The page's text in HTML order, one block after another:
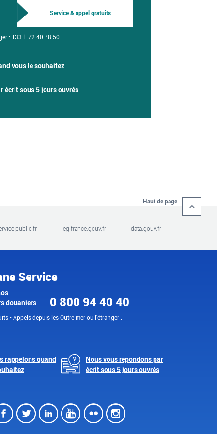
Service & appel gratuits
: +33 1 72 40 78 50.
vous le souhaitez
écrit sous 5 jours ouvrés
Haut de page
public.fr legifrance.gouv.fr data.gouv.fr
Service
douaniers
0 800 94 40 40
• Appels depuis les Outre-mer ou l'étranger :
rappelons quand
Nous vous répondons par
écrit sous 5 jours ouvrés
Twitter
LinkedIn
Youtube
FlickrInstagram